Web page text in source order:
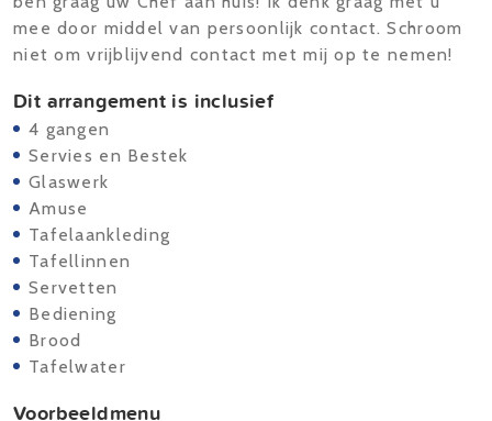
mee door middel van persoonlijk contact. Schroom
niet om vrijblijvend contact met mij op te nemen!
Dit arrangement is inclusief
4 gangen
Servies en Bestek
Glaswerk
Amuse
Tafelaankleding
Tafellinnen
Servetten
Bediening
Brood
Tafelwater
Voorbeeldmenu